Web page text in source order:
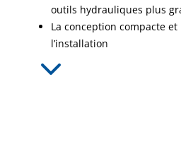
outils hydrauliques plus
La conception compacte
l’installation